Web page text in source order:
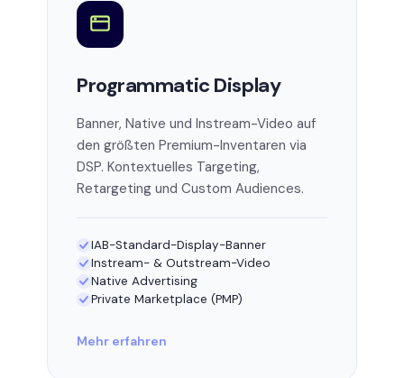
Programmatic Display
Banner, Native und Instream-Video auf
den größten Premium-Inventaren via
DSP. Kontextuelles Targeting,
Retargeting und Custom Audiences.
IAB-Standard-Display-Banner
Instream- & Outstream-Video
Native Advertising
Private Marketplace (PMP)
Mehr erfahren